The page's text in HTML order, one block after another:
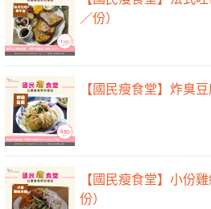
／份）
【國民瘦食堂】炸臭
【國民瘦食堂】小份
份）